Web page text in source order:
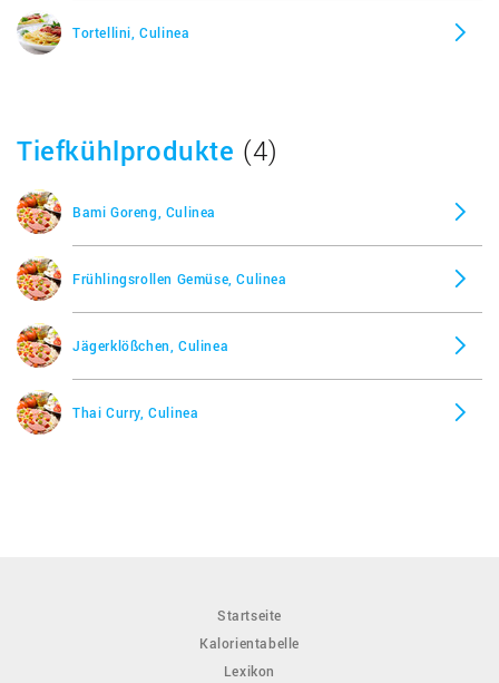
Tortellini, Culinea
Tiefkühlprodukte (4)
Bami Goreng, Culinea
Frühlingsrollen Gemüse, Culinea
Jägerklößchen, Culinea
Thai Curry, Culinea
Startseite
Kalorientabelle
Lexikon